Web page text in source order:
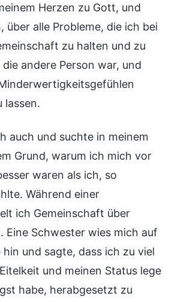
Herzen zu Gott, und
über alle Probleme, die ich bei
zu halten und zu
andere Person war, und
lassen.
auch und suchte in meinem
Grund, warum ich mich vor
waren als ich, so
Während einer
ich Gemeinschaft über
Eine Schwester wies mich auf
hin und sagte, dass ich zu viel
und meinen Status lege
habe, herabgesetzt zu